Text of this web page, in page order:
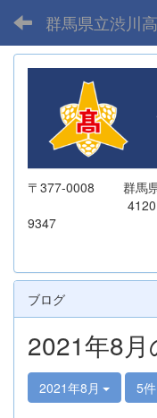
群馬県立渋川
〒377-0008 群馬
ブログ
2021年8
2021年8月 5件